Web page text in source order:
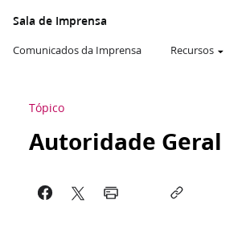
Sala de Imprensa
Comunicados da Imprensa Recursos
Tópico
Autoridade Geral